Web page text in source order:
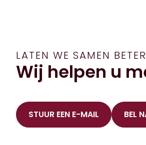
LATEN WE SAMEN
Wij helpen u
STUUR EEN E-MAIL BEL